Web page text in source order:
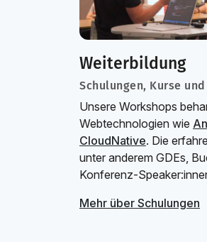
Weiterbildung
Schulungen, Kurse
Unsere Workshops
Webtechnologien wie
CloudNative. Die
unter anderem GDEs,
Konferenz-
Mehr über Schulungen